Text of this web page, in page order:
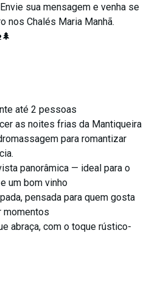
sua mensagem e venha se
nos Chalés Maria Manhã.
até 2 pessoas
as noites frias da Mantiqueira
para romantizar
panorâmica — ideal para o
um bom vinho
pensada para quem gosta
momentos
abraça, com o toque rústico-